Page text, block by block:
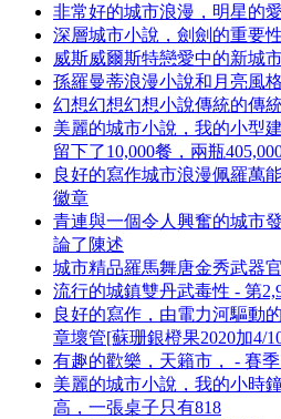
非常好的城市浪漫，明星的
深層城市小說，劍劍的重要
威斯威爾斯特戀愛中的新城
孫羅曼蒂浪漫小說和月亮風格
幻想幻想幻想小說傳統的傳
美麗的城市小說，我的小型
留下了10,000餐，兩瓶
良好的寫作城市浪漫佩羅萬
徽章
青連與一個令人興奮的城市
論了陳述
城市精品羅馬舞唐金秀武器
流行的城鎮雙丹武毒性 - 第
良好的寫作，由電力河驅動
章壞管[蘇珊銀橙果2020加4/
有趣的歡樂，天籟市， - 賽
美麗的城市小說，我的小時
高，一張桌子只有818